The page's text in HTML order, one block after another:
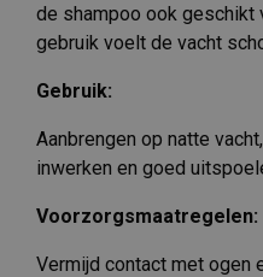
de shampoo ook geschikt
gebruik voelt de vacht
Gebruik:
Aanbrengen op natte
inwerken en goed
Voorzorgsmaatregelen:
Vermijd contact met ogen